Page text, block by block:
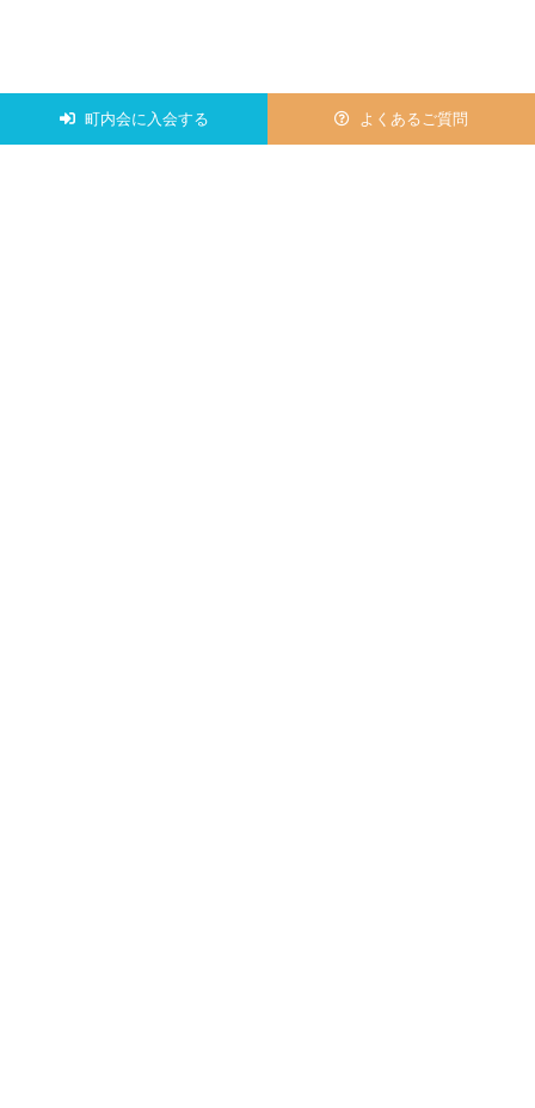
町内会に入会する よくあるご質問